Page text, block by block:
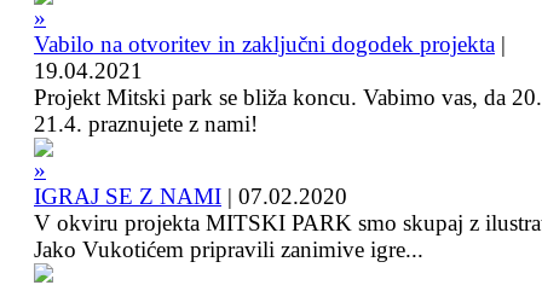
Vabilo na otvoritev in zaključni dogodek projekta |
19.04.2021
Projekt Mitski park se bliža koncu. Vabimo vas, da
21.4. praznujete z nami!
IGRAJ SE Z NAMI | 07.02.2020
V okviru projekta MITSKI PARK smo skupaj z
Jako Vukotićem pripravili zanimive igre...